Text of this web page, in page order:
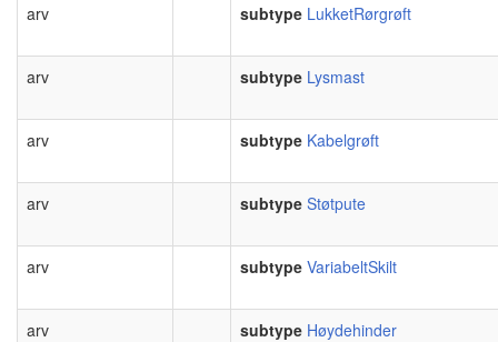
arv subtype LukketRørgrøft
arv subtype Lysmast
arv subtype Kabelgrøft
arv subtype Støtpute
arv subtype VariabeltSkilt
arv subtype Høydehinder